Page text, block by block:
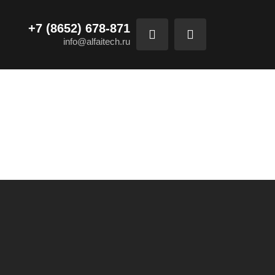
+7 (8652) 678-871
info@alfaitech.ru